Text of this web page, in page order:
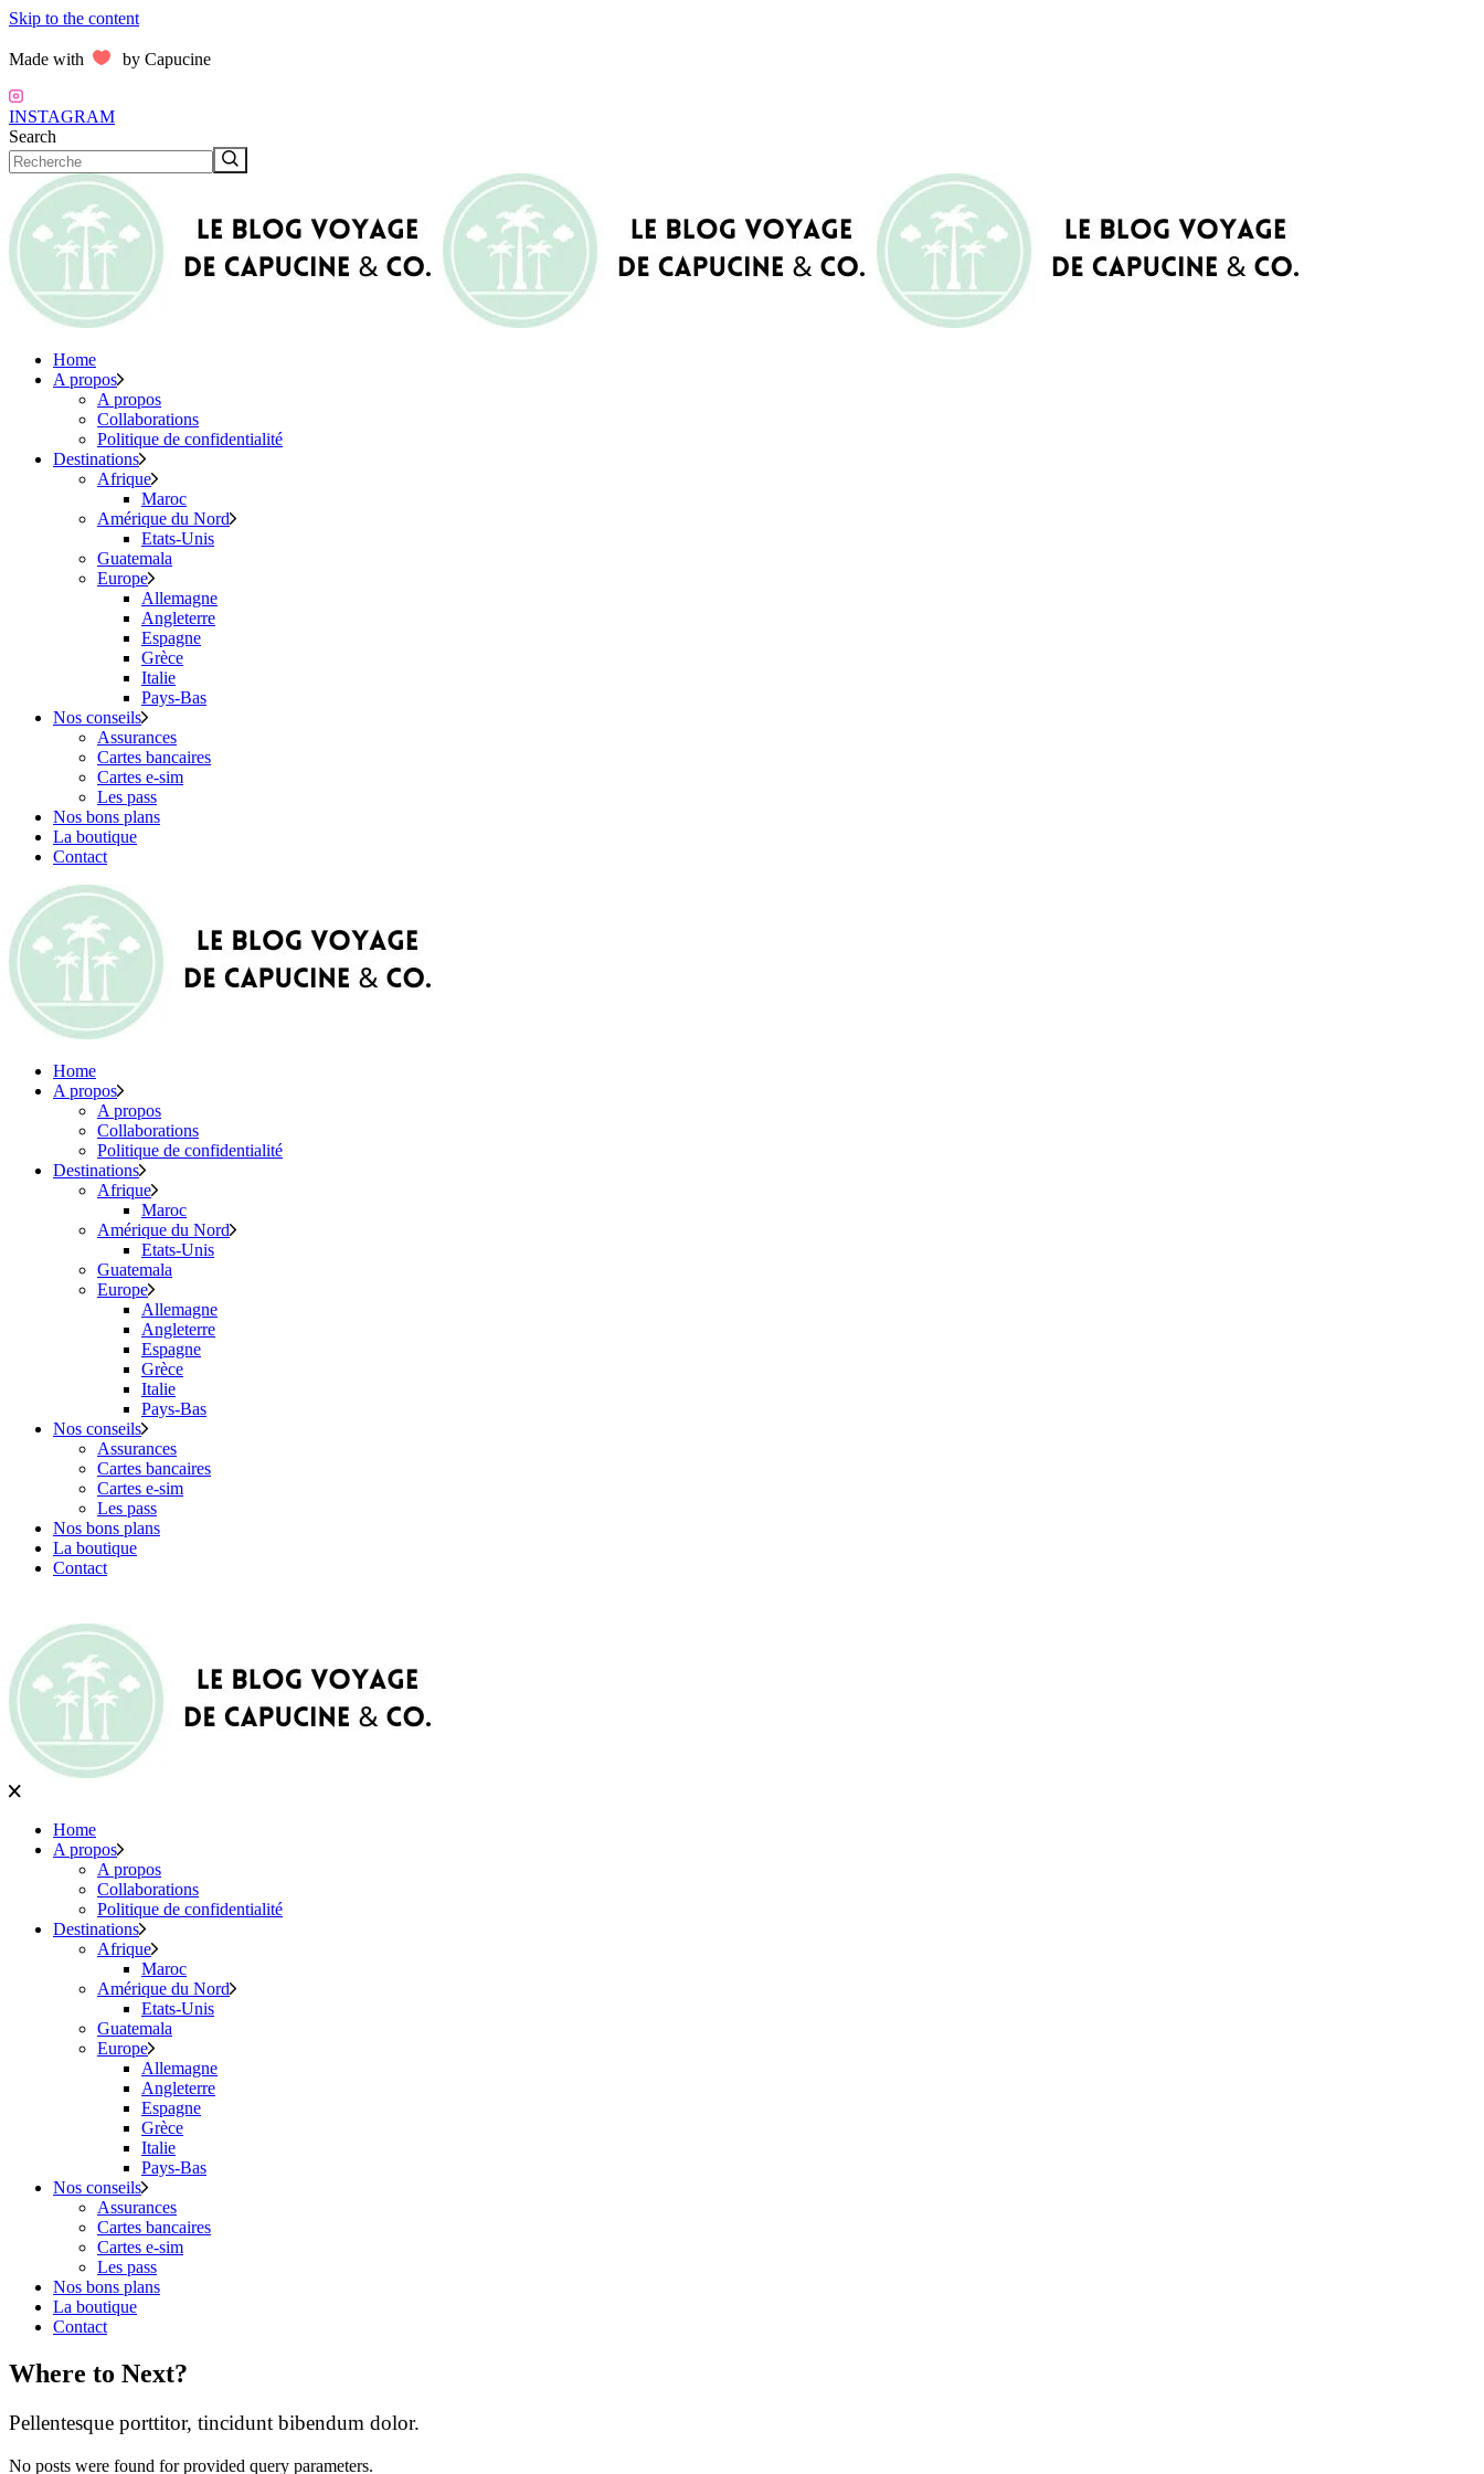
Skip to the content
Made with by Capucine
INSTAGRAM
Search
Home
A propos
A propos
Collaborations
Politique de confidentialité
Destinations
Afrique
Maroc
Amérique du Nord
Etats-Unis
Guatemala
Europe
Allemagne
Angleterre
Espagne
Grèce
Italie
Pays-Bas
Nos conseils
Assurances
Cartes bancaires
Cartes e-sim
Les pass
Nos bons plans
La boutique
Contact
Home
A propos
A propos
Collaborations
Politique de confidentialité
Destinations
Afrique
Maroc
Amérique du Nord
Etats-Unis
Guatemala
Europe
Allemagne
Angleterre
Espagne
Grèce
Italie
Pays-Bas
Nos conseils
Assurances
Cartes bancaires
Cartes e-sim
Les pass
Nos bons plans
La boutique
Contact
Home
A propos
A propos
Collaborations
Politique de confidentialité
Destinations
Afrique
Maroc
Amérique du Nord
Etats-Unis
Guatemala
Europe
Allemagne
Angleterre
Espagne
Grèce
Italie
Pays-Bas
Nos conseils
Assurances
Cartes bancaires
Cartes e-sim
Les pass
Nos bons plans
La boutique
Contact
Where to Next?
Pellentesque porttitor, tincidunt bibendum dolor.
No posts were found for provided query parameters.